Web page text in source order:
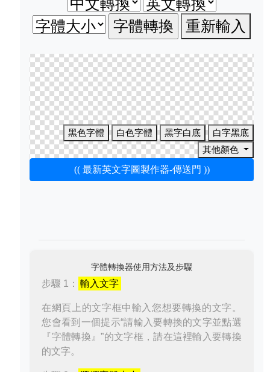
重新輸入
黑色字體 白色字體 黑字白底
白字黑底
其他顏色
(( 最新英文字圖製作器-傳送門 ))
字體轉換器使用方法及步驟
步驟 1： 輸入文字
在網頁上的文字框中輸入您想要轉換的文字。
您會看到一個提示“請輸入要轉換的文字並點選
『字體轉換』”的文字框，請在這裡輸入要轉換
的文字。